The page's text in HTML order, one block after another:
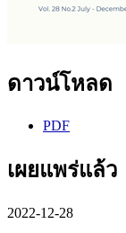
ดาวน์โหลด
PDF
เผยแพร่แล้ว
2022-12-28